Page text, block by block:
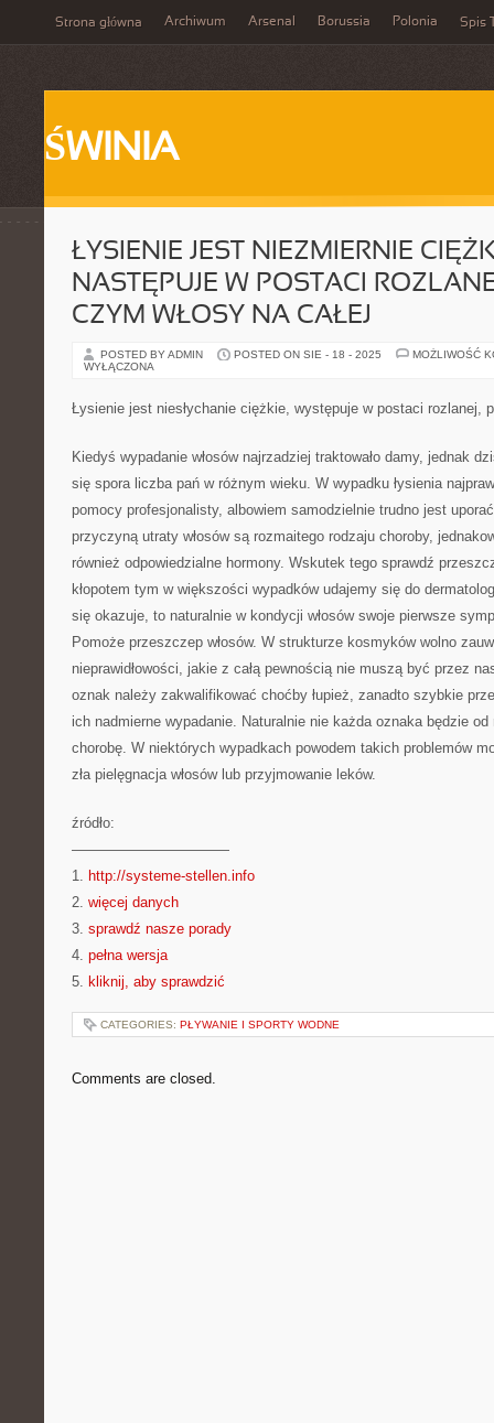
Strona główna Archiwum Arsenal Borussia Polonia Spis
ŚWINIA
ŁYSIENIE JEST NIEZMIERNIE
NASTĘPUJE W POSTACI
CZYM WŁOSY NA CAŁEJ
POSTED BY ADMIN POSTED ON SIE - 18 - 2025
MOŻLIWOŚĆ
WYŁĄCZONA
Łysienie jest niesłychanie ciężkie, występuje w postaci rozlanej,
Kiedyś wypadanie włosów najrzadziej traktowało damy, jednak
się spora liczba pań w różnym wieku. W wypadku łysienia
pomocy profesjonalisty, albowiem samodzielnie trudno jest
przyczyną utraty włosów są rozmaitego rodzaju choroby,
również odpowiedzialne hormony. Wskutek tego sprawdź
kłopotem tym w większości wypadków udajemy się do
się okazuje, to naturalnie w kondycji włosów swoje pierwsze
Pomoże przeszczep włosów. W strukturze kosmyków wolno
nieprawidłowości, jakie z całą pewnością nie muszą być przez
oznak należy zakwalifikować choćby łupież, zanadto szybkie
ich nadmierne wypadanie. Naturalnie nie każda oznaka będzie od
chorobę. W niektórych wypadkach powodem takich problemów
zła pielęgnacja włosów lub przyjmowanie leków.
źródło:
———————————
1. http://systeme-stellen.info
2. więcej danych
3. sprawdź nasze porady
4. pełna wersja
5. kliknij, aby sprawdzić
CATEGORIES: PŁYWANIE I SPORTY WODNE
Comments are closed.